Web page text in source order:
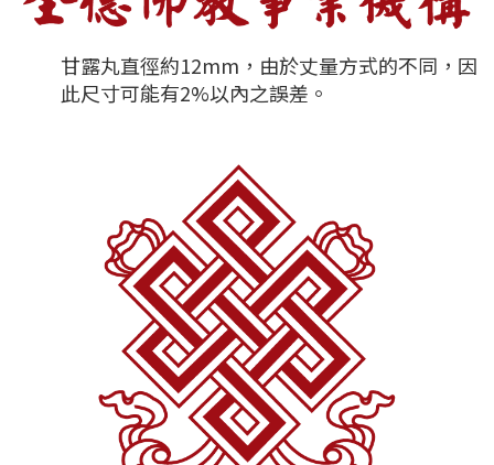
甘露丸直徑約12mm，由於丈量方式的不同，因
此尺寸可能有2%以內之誤差。